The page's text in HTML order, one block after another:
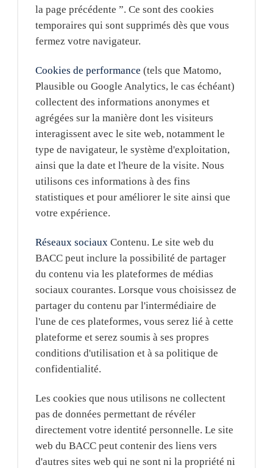
la page précédente ”. Ce sont des cookies
temporaires qui sont supprimés dès que vous
fermez votre navigateur.
Cookies de performance (tels que Matomo,
Plausible ou Google Analytics, le cas échéant)
collectent des informations anonymes et
agrégées sur la manière dont les visiteurs
interagissent avec le site web, notamment le
type de navigateur, le système d'exploitation,
ainsi que la date et l'heure de la visite. Nous
utilisons ces informations à des fins
statistiques et pour améliorer le site ainsi que
votre expérience.
Réseaux sociaux Contenu. Le site web du
BACC peut inclure la possibilité de partager
du contenu via les plateformes de médias
sociaux courantes. Lorsque vous choisissez de
partager du contenu par l'intermédiaire de
l'une de ces plateformes, vous serez lié à cette
plateforme et serez soumis à ses propres
conditions d'utilisation et à sa politique de
confidentialité.
Les cookies que nous utilisons ne collectent
pas de données permettant de révéler
directement votre identité personnelle. Le site
web du BACC peut contenir des liens vers
d'autres sites web qui ne sont ni la propriété ni